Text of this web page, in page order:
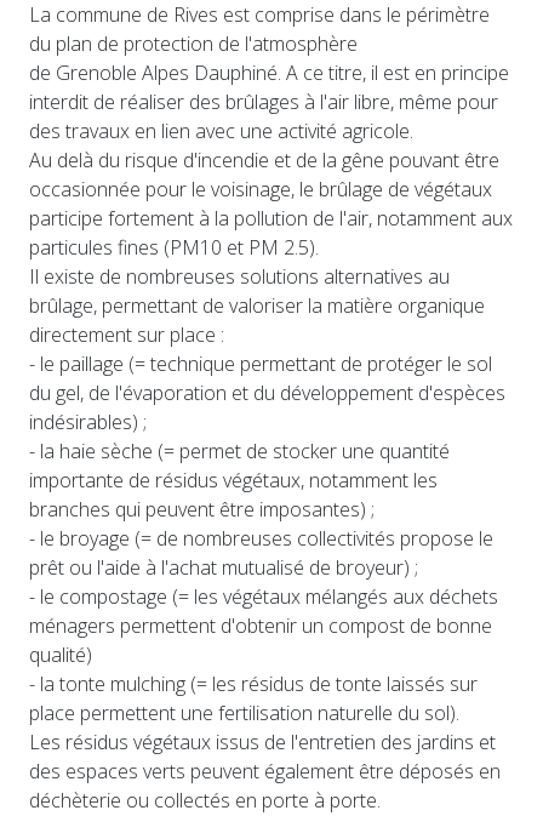
La commune de Rives est comprise dans le périmètre
du plan de protection de l'atmosphère
de Grenoble Alpes Dauphiné. A ce titre, il est en principe
interdit de réaliser des brûlages à l'air libre, même pour
des travaux en lien avec une activité agricole.
Au delà du risque d'incendie et de la gêne pouvant être
occasionnée pour le voisinage, le brûlage de végétaux
participe fortement à la pollution de l'air, notamment aux
particules fines (PM10 et PM 2.5).
Il existe de nombreuses solutions alternatives au
brûlage, permettant de valoriser la matière organique
directement sur place :
- le paillage (= technique permettant de protéger le sol
du gel, de l'évaporation et du développement d'espèces
indésirables) ;
- la haie sèche (= permet de stocker une quantité
importante de résidus végétaux, notamment les
branches qui peuvent être imposantes) ;
- le broyage (= de nombreuses collectivités propose le
prêt ou l'aide à l'achat mutualisé de broyeur) ;
- le compostage (= les végétaux mélangés aux déchets
ménagers permettent d'obtenir un compost de bonne
qualité)
- la tonte mulching (= les résidus de tonte laissés sur
place permettent une fertilisation naturelle du sol).
Les résidus végétaux issus de l'entretien des jardins et
des espaces verts peuvent également être déposés en
déchèterie ou collectés en porte à porte.